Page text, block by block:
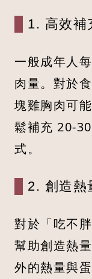
1. 高效補
一般成年人
肉量。對於
塊雞胸肉可
鬆補充 20-
式。
2. 創造
對於「吃不
幫助創造熱
外的熱量與